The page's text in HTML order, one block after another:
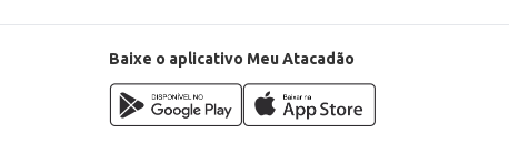
Baixe o aplicativo Meu Atacadão